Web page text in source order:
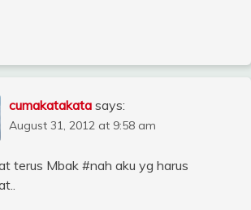
cumakatakata says:
August 31, 2012 at 9:58 am
terus Mbak #nah aku yg harus